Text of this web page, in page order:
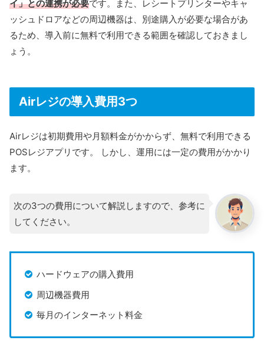
イ」との連携が必要です。また、レシートプリンターやキャ
ッシュドロアなどの周辺機器は、別途購入が必要な場合があ
るため、導入前に無料で利用できる範囲を確認しておきまし
ょう。
Airレジの導入費用3つ
Airレジは初期費用や月額料金がかからず、無料で利用できる
POSレジアプリです。 しかし、運用には一定の費用がかかり
ます。
次の3つの費用について解説しますので、参考に
してください。
ハードウェアの購入費用
周辺機器費用
毎月のインターネット料金